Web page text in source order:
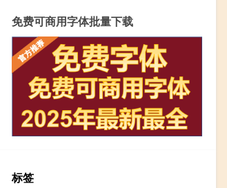
免费可商用字体批量下载
标签